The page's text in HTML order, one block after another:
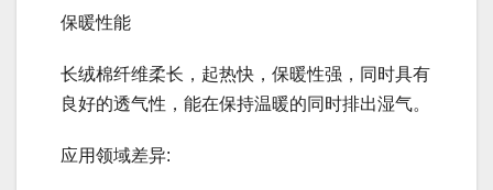
保暖性能
长绒棉纤维柔长，起热快，保暖性强，同时具有
良好的透气性，能在保持温暖的同时排出湿气。
应用领域差异: